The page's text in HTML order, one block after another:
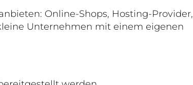
Online-Shops, Hosting-Provider,
Unternehmen mit einem eigenen